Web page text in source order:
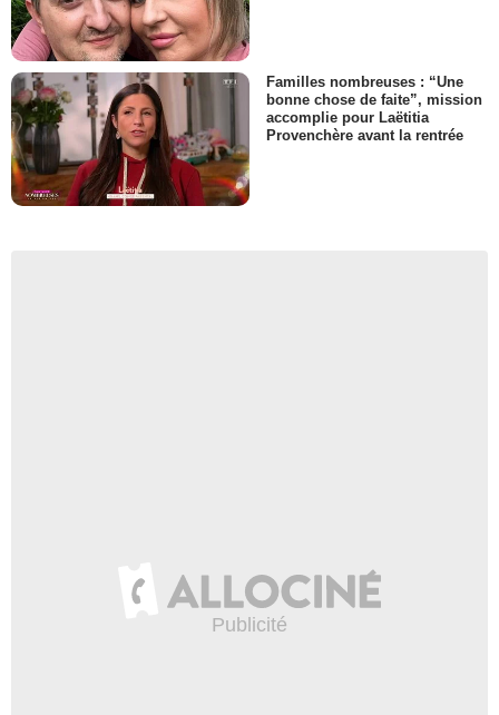
Familles nombreuses : “Une
bonne chose de faite”, mission
accomplie pour Laëtitia
Provenchère avant la rentrée